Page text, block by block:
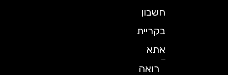
חשבון
בקריית
אתא
רואה